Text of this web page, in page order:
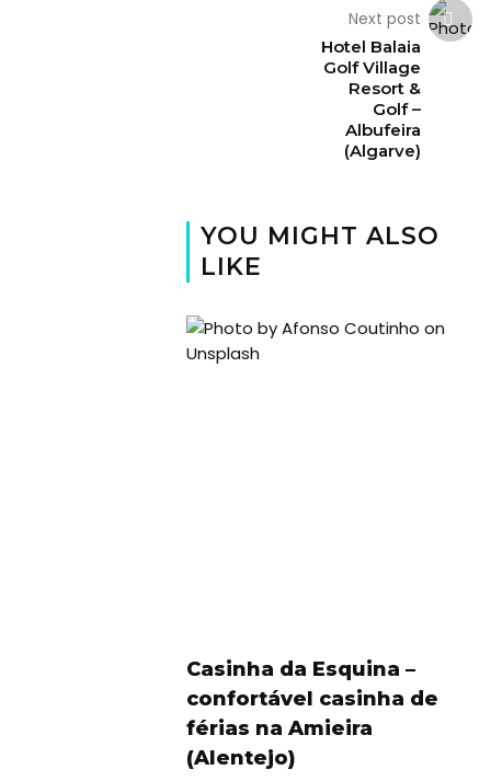
Next post
Hotel Balaia
Golf Village
Resort &
Golf –
Albufeira
(Algarve)
YOU MIGHT ALSO
LIKE
Casinha da Esquina –
confortável casinha de
férias na Amieira
(Alentejo)